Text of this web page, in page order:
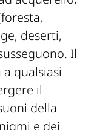
deserti,
Il
qualsiasi
il
della
e dei